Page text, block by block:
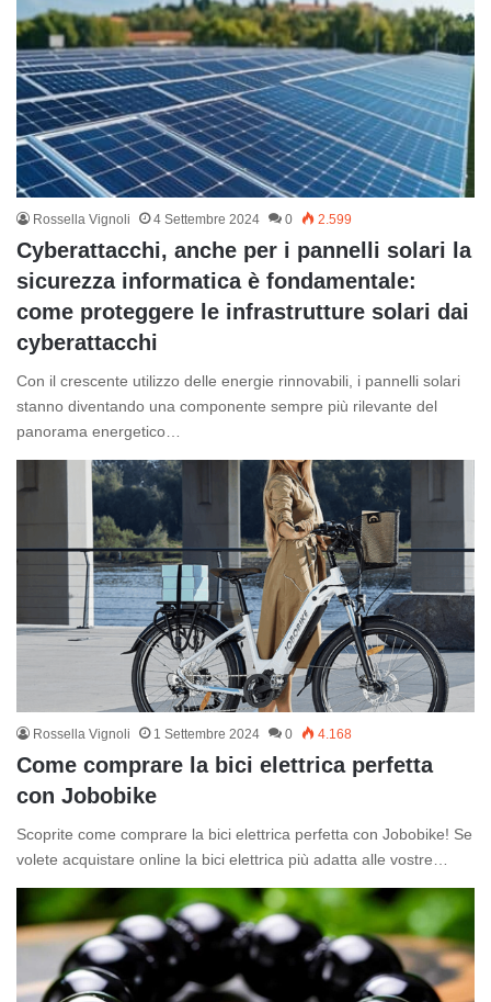
Rossella Vignoli 4 Settembre 2024 0 2.599
Cyberattacchi, anche per i pannelli solari la
sicurezza informatica è fondamentale:
come proteggere le infrastrutture solari dai
cyberattacchi
Con il crescente utilizzo delle energie rinnovabili, i pannelli solari
stanno diventando una componente sempre più rilevante del
panorama energetico…
Rossella Vignoli 1 Settembre 2024 0 4.168
Come comprare la bici elettrica perfetta
con Jobobike
Scoprite come comprare la bici elettrica perfetta con Jobobike! Se
volete acquistare online la bici elettrica più adatta alle vostre…